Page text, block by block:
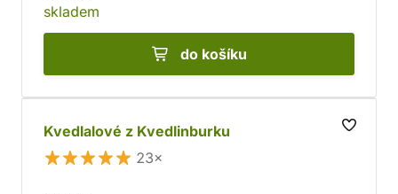
skladem
do košíku
Kvedlalové z Kvedlinburku
23×